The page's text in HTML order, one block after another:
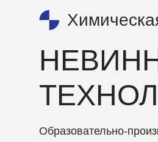
Образовательно-